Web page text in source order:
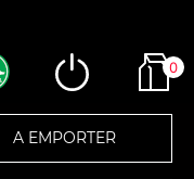
0
A EMPORTER